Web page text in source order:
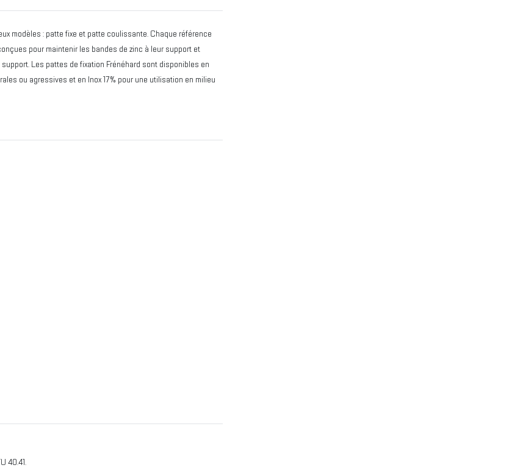
modèles : patte fixe et patte coulissante. Chaque référence
pour maintenir les bandes de zinc à leur support et
Les pattes de fixation Frénéhard sont disponibles en
ou agressives et en Inox 17% pour une utilisation en milieu
40.41.